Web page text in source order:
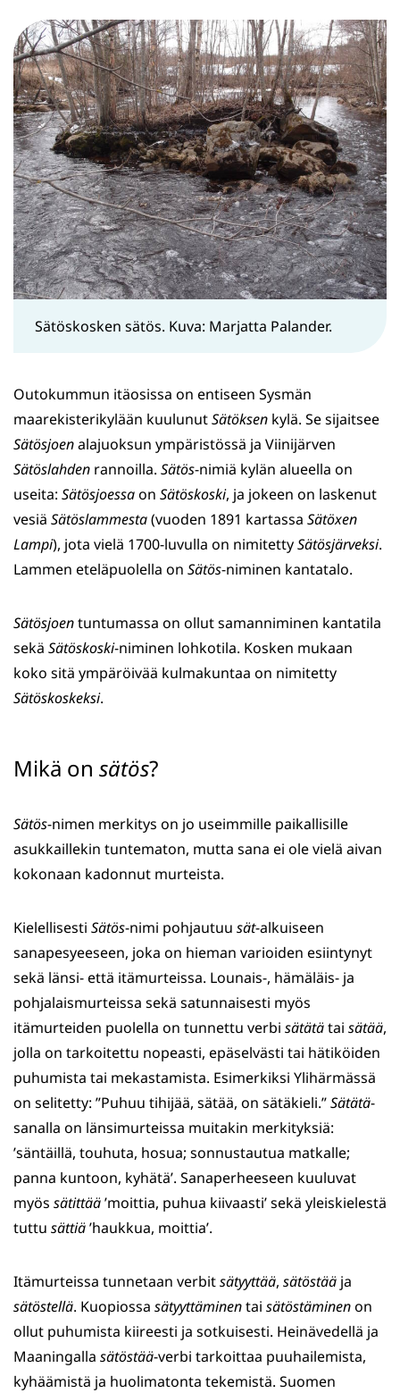
Sätöskosken sätös. Kuva: Marjatta Palander.
Outokummun itäosissa on entiseen Sysmän
maarekisterikylään kuulunutSätöksen kylä. Se sijaitsee
Sätösjoenalajuoksun ympäristössä ja Viinijärven
Sätöslahden rannoilla. Sätös-nimiä kylän alueella on
useita: Sätösjoessaon Sätöskoski, ja jokeen on laskenut
vesiä Sätöslammesta(vuoden 1891 kartassa Sätöxen
Lampi), jota vielä 1700-luvulla on nimitettySätösjärveksi.
Lammen eteläpuolella on Sätös-niminen kantatalo.
Sätösjoentuntumassa on ollut samanniminen kantatila
sekä Sätöskoski-niminen lohkotila. Kosken mukaan
koko sitä ympäröivää kulmakuntaa on nimitetty
Sätöskoskeksi.
Mikä on sätös?
Sätös-nimen merkitys on jo useimmille paikallisille
asukkaillekin tuntematon, mutta sana ei ole vielä aivan
kokonaan kadonnut murteista.
Kielellisesti Sätös-nimi pohjautuu sät-alkuiseen
sanapesyeeseen, joka on hieman varioiden esiintynyt
sekä länsi- että itämurteissa. Lounais-, hämäläis- ja
pohjalaismurteissa sekä satunnaisesti myös
itämurteiden puolella on tunnettu verbi sätätätai sätää,
jolla on tarkoitettu nopeasti, epäselvästi tai hätiköiden
puhumista tai mekastamista. Esimerkiksi Ylihärmässä
on selitetty: ”Puhuu tihijää, sätää, on sätäkieli.”Sätätä-
sanalla on länsimurteissa muitakin merkityksiä:
’säntäillä, touhuta, hosua; sonnustautua matkalle;
panna kuntoon, kyhätä’. Sanaperheeseen kuuluvat
myös sätittää’moittia, puhua kiivaasti’ sekä yleiskielestä
tuttu sättiä’haukkua, moittia’.
Itämurteissa tunnetaan verbitsätyyttää, sätöstää ja
sätöstellä. Kuopiossa sätyyttäminentai sätöstäminenon
ollut puhumista kiireesti ja sotkuisesti. Heinävedellä ja
Maaningalla sätöstää-verbi tarkoittaa puuhailemista,
kyhäämistä ja huolimatonta tekemistä. Suomen